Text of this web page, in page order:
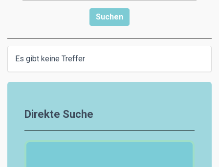
Es gibt keine Treffer
Direkte Suche